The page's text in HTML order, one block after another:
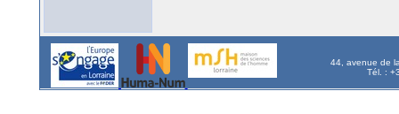
44, avenue de
Tél. :